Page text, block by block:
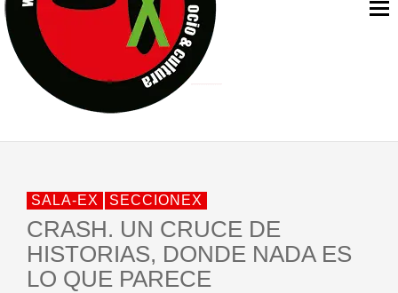
[EL SER QUERIDO] DE RODRIGO SOROGOYEN
ENTREVISTA A IVÁN HUMANES POR [EL LIBRO ROJO]
ARRABAL, ARRABAL, ARRABAL, ARRABEAUX
SALA-EX SECCIONEX
CRASH. UN CRUCE DE
HISTORIAS, DONDE NADA ES
LO QUE PARECE